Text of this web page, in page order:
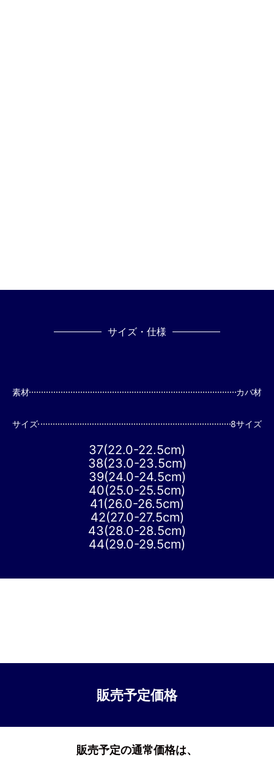
サイズ・仕様
素材 カバ材
サイズ 8サイズ
37(22.0-22.5cm)
38(23.0-23.5cm)
39(24.0-24.5cm)
40(25.0-25.5cm)
41(26.0-26.5cm)
42(27.0-27.5cm)
43(28.0-28.5cm)
44(29.0-29.5cm)
販売予定価格
販売予定の通常価格は、